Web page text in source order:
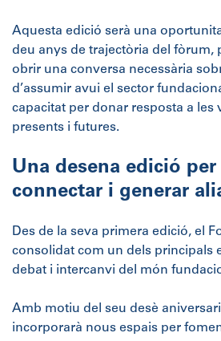
Aquesta edició serà una
deu anys de trajectòria del fòrum,
obrir una conversa necessària
d’assumir avui el sector
capacitat per donar resposta a les
presents i futures.
Una desena edició
connectar i generar
Des de la seva primera edició, el
consolidat com un dels principals
debat i intercanvi del món
Amb motiu del seu desè
incorporarà nous espais per